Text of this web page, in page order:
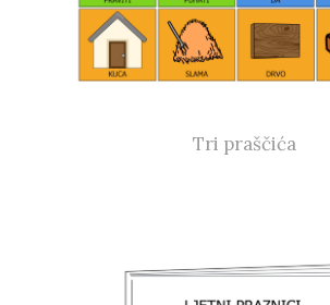
Tri praščića